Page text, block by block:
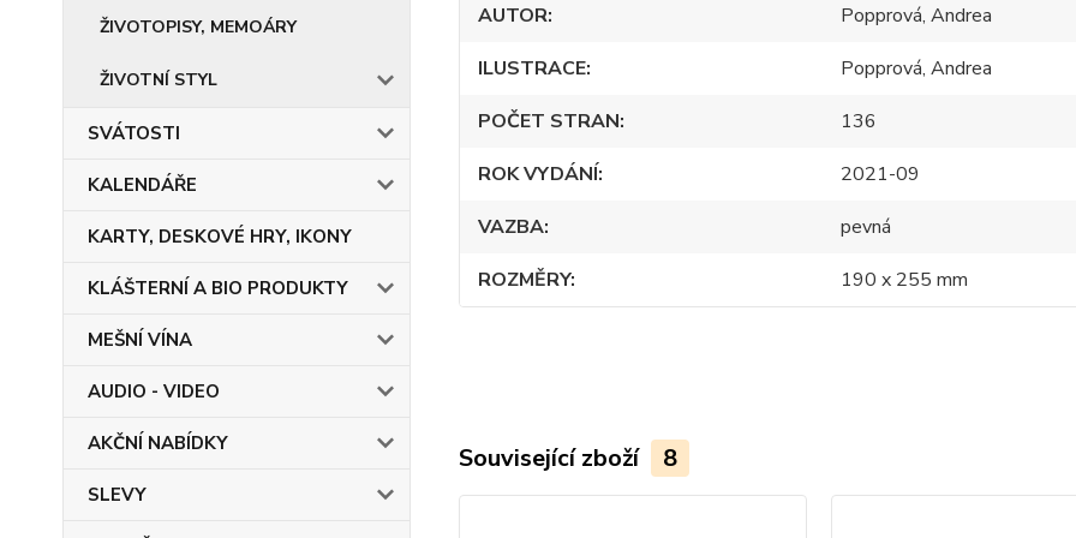
ŽIVOTOPISY, MEMOÁRY
ŽIVOTNÍ STYL
SVÁTOSTI
KALENDÁŘE
KARTY, DESKOVÉ HRY, IKONY
KLÁŠTERNÍ A BIO PRODUKTY
MEŠNÍ VÍNA
AUDIO - VIDEO
AKČNÍ NABÍDKY
SLEVY
AUTOR
Popprová, Andrea
ILUSTRACE
Popprová, Andrea
POČET STRAN
136
ROK VYDÁNÍ
2021-09
VAZBA
pevná
ROZMĚRY
190 x 255 mm
Související zboží 8